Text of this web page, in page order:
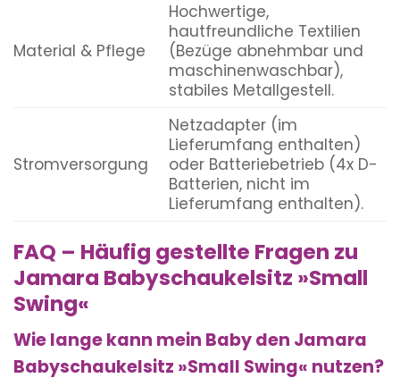
Material & Pflege
Hochwertige,
hautfreundliche Textilien
(Bezüge abnehmbar und
maschinenwaschbar),
stabiles Metallgestell.
Stromversorgung
Netzadapter (im
Lieferumfang enthalten)
oder Batteriebetrieb (4x D-
Batterien, nicht im
Lieferumfang enthalten).
FAQ – Häufig gestellte Fragen zu
Jamara Babyschaukelsitz »Small
Swing«
Wie lange kann mein Baby den Jamara
Babyschaukelsitz »Small Swing« nutzen?